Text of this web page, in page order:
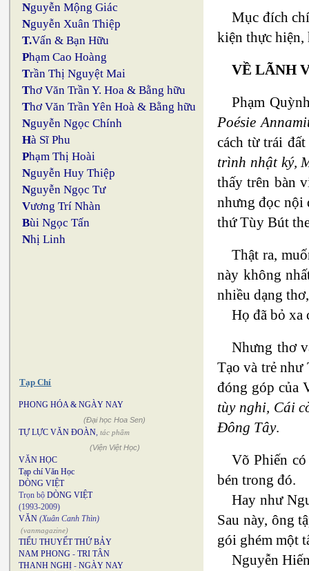
Nguyễn Mộng Giác
Nguyễn Xuân Thiệp
T.Vấn & Bạn Hữu
Phạm Cao Hoàng
Trần Thị Nguyệt Mai
Thơ Văn Trần Y. Hoa & Bằng hữu
Thơ Văn Trần Yên Hoà & Bằng hữu
Nguyễn Ngọc Chính
Hà Sĩ Phu
Phạm Thị Hoài
Nguyễn Huy Thiệp
Nguyễn Ngọc Tư
Vương Trí Nhàn
Bùi Ngọc Tấn
Nhị Linh
Tạp Chí
PHONG HÓA & NGÀY NAY
(Đại học Hoa Sen)
TỰ LỰC VĂN ĐOÀN, tác phẩm
(Viện Việt Học)
VĂN HỌC
Tạp chí Văn Học
DÒNG VIỆT
Trọn bộ DÒNG VIỆT
(1993-2009)
VĂN (Xuân Canh Thìn)
(vanmagazine)
TIỂU THUYẾT THỨ BẢY
NAM PHONG - TRI TÂN
THANH NGHỊ - NGÀY NAY
Mục đích
kiện thực
VỀ LÃNH
Phạm
Poésie
cách từ trái
trình nhật ký,
thấy trên bàn
nhưng đọc nội
thứ Tùy Bút
Thật ra,
này không
nhiều dạng
Họ đã bỏ xa
Nhưng thơ
Tạo và trẻ
đóng góp của
tùy nghi, Cái
Đông Tây.
Võ Phiến
bén trong đó.
Hay như
Sau này, ông
gói ghém một
Nguyễn